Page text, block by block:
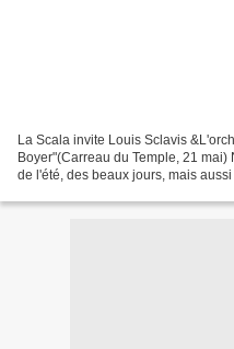
La Scala invite Louis Sclavis
Boyer"(Carreau du Temple, 21
de l'été, des beaux jours, mais